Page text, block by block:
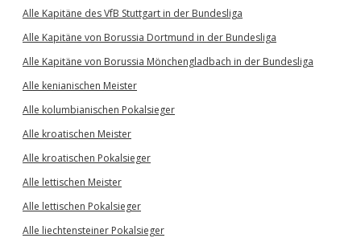
Alle Kapitäne des VfB Stuttgart in der Bundesliga
Alle Kapitäne von Borussia Dortmund in der Bundesliga
Alle Kapitäne von Borussia Mönchengladbach in der Bundesliga
Alle kenianischen Meister
Alle kolumbianischen Pokalsieger
Alle kroatischen Meister
Alle kroatischen Pokalsieger
Alle lettischen Meister
Alle lettischen Pokalsieger
Alle liechtensteiner Pokalsieger